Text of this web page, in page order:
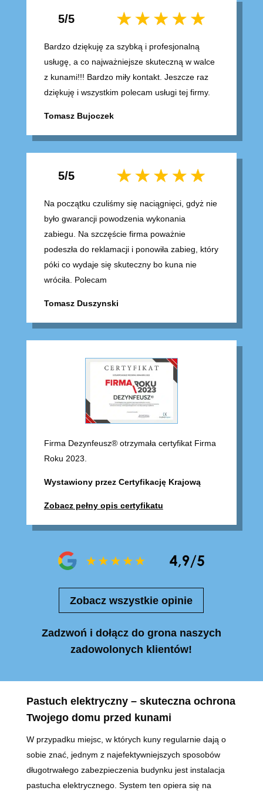
5/5
Bardzo dziękuję za szybką i profesjonalną
usługę, a co najważniejsze skuteczną w walce
z kunami!!! Bardzo miły kontakt. Jeszcze raz
dziękuję i wszystkim polecam usługi tej firmy.
Tomasz Bujoczek
5/5
Na początku czuliśmy się naciągnięci, gdyż nie
było gwarancji powodzenia wykonania
zabiegu. Na szczęście firma poważnie
podeszła do reklamacji i ponowiła zabieg, który
póki co wydaje się skuteczny bo kuna nie
wróciła. Polecam
Tomasz Duszynski
Firma Dezynfeusz® otrzymała certyfikat Firma
Roku 2023.
Wystawiony przez Certyfikację Krajową
Zobacz pełny opis certyfikatu
Zobacz wszystkie opinie
Zadzwoń i dołącz do grona naszych
zadowolonych klientów!
Pastuch elektryczny – skuteczna ochrona
Twojego domu przed kunami
W przypadku miejsc, w których kuny regularnie dają o
sobie znać, jednym z najefektywniejszych sposobów
długotrwałego zabezpieczenia budynku jest instalacja
pastucha elektrycznego. System ten opiera się na